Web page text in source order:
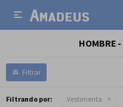

HOMBRE
Filtrando por: Vestimenta